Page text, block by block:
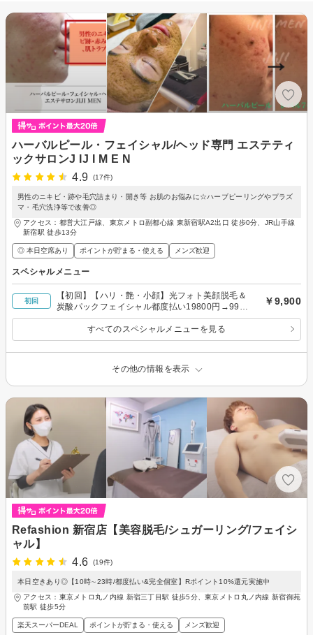
ハーバルピール・フェイシャル/ヘッド専門 エステティ
ックサロンJ IJ I M E N
4.9
(17件)
男性のニキビ・跡や毛穴詰まり・開き等 お肌のお悩みに☆ハーブピーリングやプラズ
マ・毛穴洗浄等で改善◎
アクセス：都営大江戸線、東京メトロ副都心線 東新宿駅A2出口 徒歩0分、JR山手線
新宿駅 徒歩13分
◎ 本日空席あり ポイントが貯まる・使える メンズ歓迎
スペシャルメニュー
初回
【初回】【ハリ・艶・小顔】光フォト美顔脱毛＆
炭酸パックフェイシャル都度払い19800円→9900
円
￥9,900
すべてのスペシャルメニューを見る
その他の情報を表示
Refashion 新宿店【美容脱毛/シュガーリング/フェイシ
ャル】
4.6
(19件)
本日空きあり◎【10時∼23時/都度払い&完全個室】Rポイント10%還元実施中
アクセス：東京メトロ丸ノ内線 新宿三丁目駅 徒歩5分、東京メトロ丸ノ内線 新宿御苑
前駅 徒歩5分
楽天スーパーDEAL ポイントが貯まる・使える メンズ歓迎